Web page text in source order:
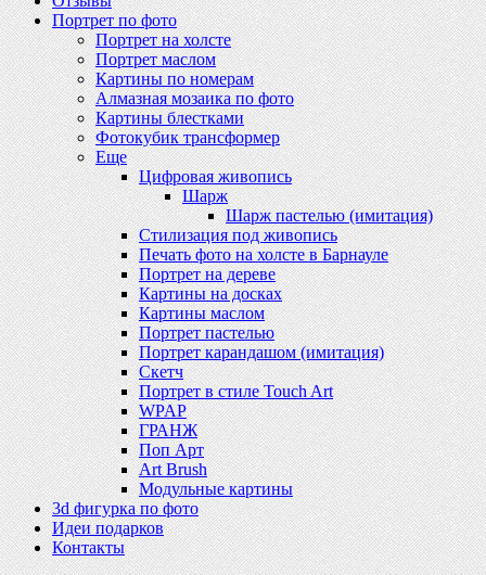
Портрет по фото
Портрет на холсте
Портрет маслом
Картины по номерам
Алмазная мозаика по фото
Картины блестками
Фотокубик трансформер
Еще
Цифровая живопись
Шарж
Шарж пастелью (имитация)
Стилизация под живопись
Печать фото на холсте в Барнауле
Портрет на дереве
Картины на досках
Картины маслом
Портрет пастелью
Портрет карандашом (имитация)
Скетч
Портрет в стиле Touch Art
WPAP
ГРАНЖ
Поп Арт
Art Brush
Модульные картины
3d фигурка по фото
Идеи подарков
Контакты